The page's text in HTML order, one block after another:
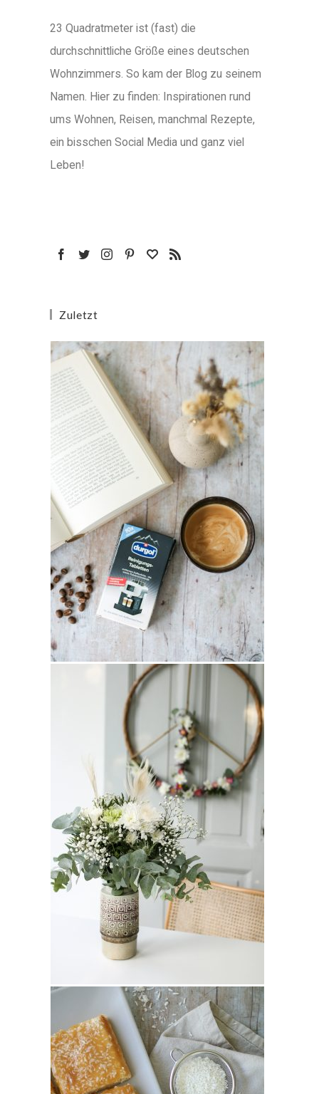
23 Quadratmeter ist (fast) die
durchschnittliche Größe eines deutschen
Wohnzimmers. So kam der Blog zu seinem
Namen. Hier zu finden: Inspirationen rund
ums Wohnen, Reisen, manchmal Rezepte,
ein bisschen Social Media und ganz viel
Leben!
Zuletzt